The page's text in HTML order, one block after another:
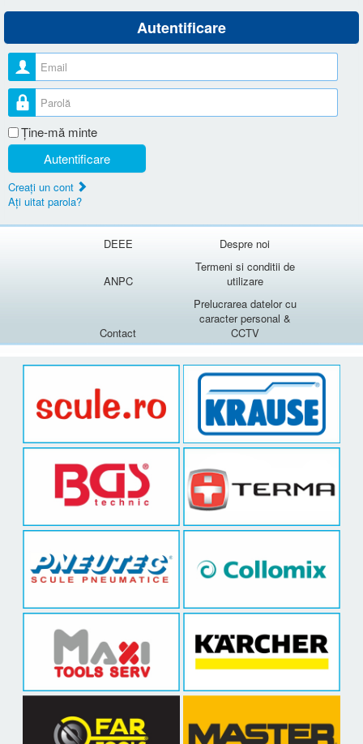
Autentificare
Nume utilizator
Parolă
Ţine-mă minte
Autentificare
Creaţi un cont
Aţi uitat parola?
DEEE Despre noi
ANPC
Termeni si conditii de
utilizare
Contact
Prelucrarea datelor cu
caracter personal &
CCTV